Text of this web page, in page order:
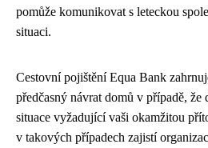
pomůže komunikovat s leteckou
situaci.
Cestovní pojištění Equa Bank
předčasný návrat domů v případě, že
situace vyžadující vaši okamžitou
v takových případech zajistí